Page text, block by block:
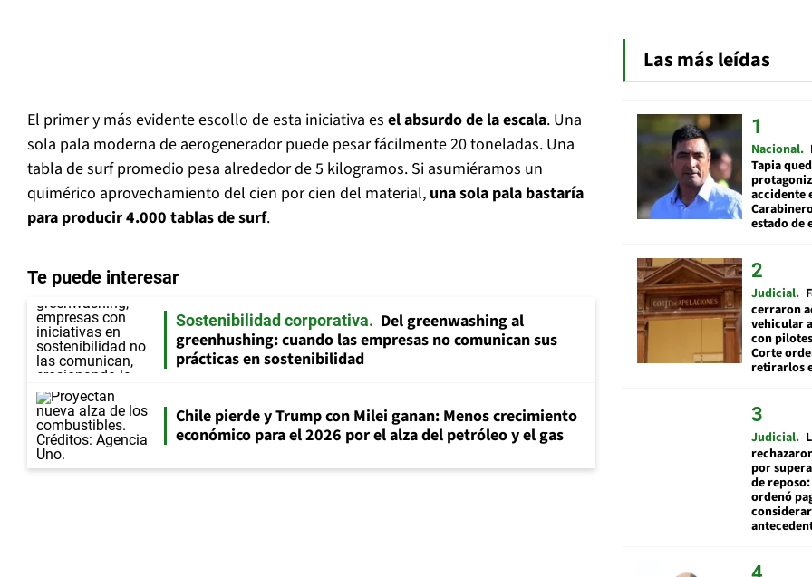
El primer y más evidente escollo de esta iniciativa es el absurdo de la escala. Una
sola pala moderna de aerogenerador puede pesar fácilmente 20 toneladas. Una
tabla de surf promedio pesa alrededor de 5 kilogramos. Si asumiéramos un
quimérico aprovechamiento del cien por cien del material, una sola pala bastaría
para producir 4.000 tablas de surf.
Te puede interesar
Sostenibilidad corporativa
Del greenwashing al
greenhushing: cuando las empresas no comunican sus
prácticas en sostenibilidad
Chile pierde y Trump con Milei ganan: Menos crecimiento
económico para el 2026 por el alza del petróleo y el gas
Las más leídas
Nacional
Tapia
accidente
estado de
Judicial
cerraron
vehicular
con
Corte
retirarlos
Judicial
por
de
ordenó